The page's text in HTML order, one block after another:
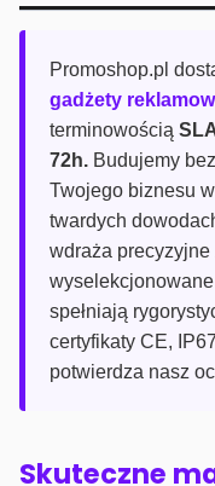
Promoshop.pl
gadżety
terminowością
72h. Budujemy
Twojego biznesu
twardych
wdraża
wyselekcjonowane
spełniają
certyfikaty CE,
potwierdza nasz
Skuteczne